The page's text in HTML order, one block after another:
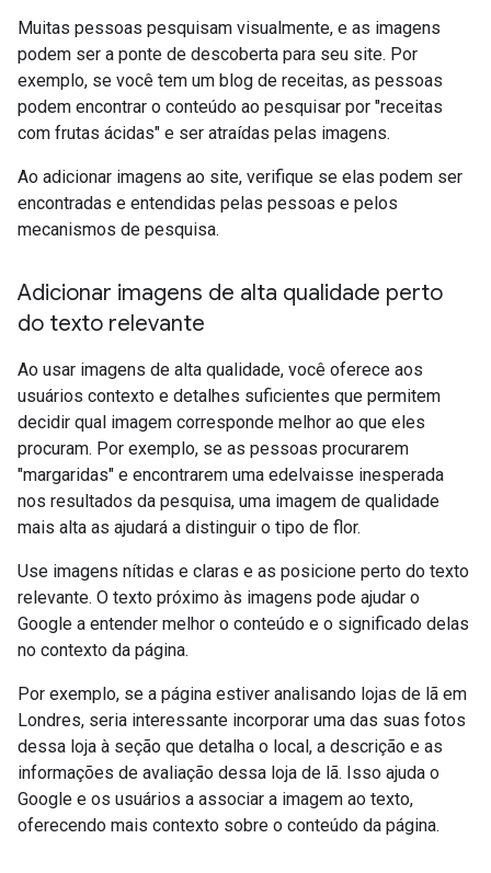
Muitas pessoas pesquisam visualmente, e as imagens
podem ser a ponte de descoberta para seu site. Por
exemplo, se você tem um blog de receitas, as pessoas
podem encontrar o conteúdo ao pesquisar por "receitas
com frutas ácidas" e ser atraídas pelas imagens.
Ao adicionar imagens ao site, verifique se elas podem ser
encontradas e entendidas pelas pessoas e pelos
mecanismos de pesquisa.
Adicionar imagens de alta qualidade perto
do texto relevante
Ao usar imagens de alta qualidade, você oferece aos
usuários contexto e detalhes suficientes que permitem
decidir qual imagem corresponde melhor ao que eles
procuram. Por exemplo, se as pessoas procurarem
"margaridas" e encontrarem uma edelvaisse inesperada
nos resultados da pesquisa, uma imagem de qualidade
mais alta as ajudará a distinguir o tipo de flor.
Use imagens nítidas e claras e as posicione perto do texto
relevante. O texto próximo às imagens pode ajudar o
Google a entender melhor o conteúdo e o significado delas
no contexto da página.
Por exemplo, se a página estiver analisando lojas de lã em
Londres, seria interessante incorporar uma das suas fotos
dessa loja à seção que detalha o local, a descrição e as
informações de avaliação dessa loja de lã. Isso ajuda o
Google e os usuários a associar a imagem ao texto,
oferecendo mais contexto sobre o conteúdo da página.